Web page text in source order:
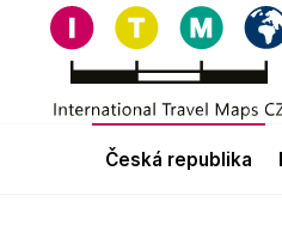
česká republika